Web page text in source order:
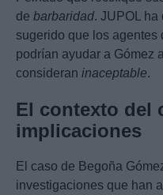
de barbaridad. JUPOL
sugerido que los
podrían ayudar a Gómez
consideran inaceptable.
El contexto del
implicaciones
El caso de Begoña
investigaciones que han